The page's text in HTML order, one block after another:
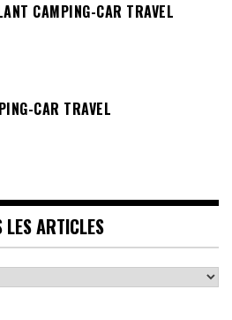
CAMPING-CAR TRAVEL
CAR TRAVEL
LES ARTICLES